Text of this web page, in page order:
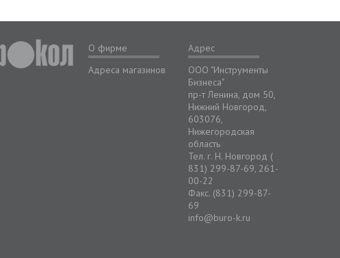
О фирме
Адреса магазинов
Адрес
ООО "Инструменты
Бизнеса"
пр-т Ленина, дом 50,
Нижний Новгород,
603076,
Нижегородская
область
Тел. г. Н. Новгород (
831) 299-87-69, 261-
00-22
Факс. (831) 299-87-
69
info@buro-k.ru